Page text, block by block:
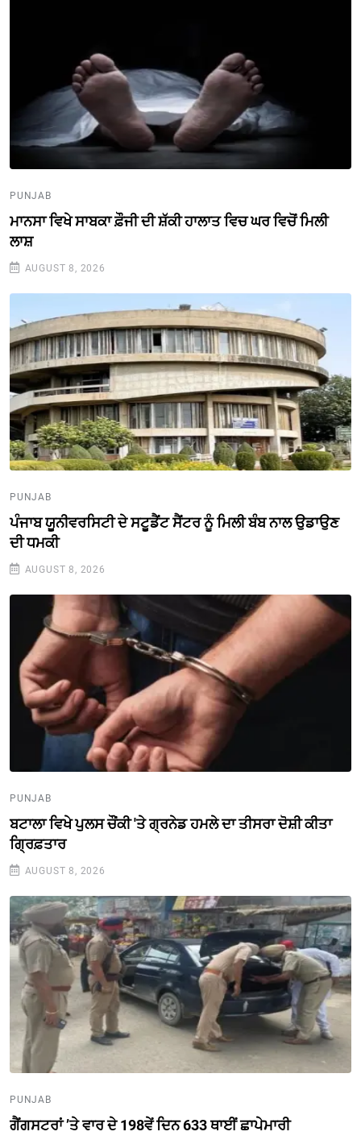
PUNJAB
ਮਾਨਸਾ ਵਿਖੇ ਸਾਬਕਾ ਫ਼ੌਜੀ ਦੀ ਸ਼ੱਕੀ ਹਾਲਾਤ ਵਿਚ ਘਰ ਵਿਚੋਂ ਮਿਲੀ
ਲਾਸ਼
AUGUST 8, 2026
PUNJAB
ਪੰਜਾਬ ਯੂਨੀਵਰਸਿਟੀ ਦੇ ਸਟੂਡੈਂਟ ਸੈਂਟਰ ਨੂੰ ਮਿਲੀ ਬੰਬ ਨਾਲ ਉਡਾਉਣ
ਦੀ ਧਮਕੀ
AUGUST 8, 2026
PUNJAB
ਬਟਾਲਾ ਵਿਖੇ ਪੁਲਸ ਚੌਂਕੀ 'ਤੇ ਗ੍ਰਨੇਡ ਹਮਲੇ ਦਾ ਤੀਸਰਾ ਦੋਸ਼ੀ ਕੀਤਾ
ਗ੍ਰਿਫ਼ਤਾਰ
AUGUST 8, 2026
PUNJAB
ਗੈਂਗਸਟਰਾਂ ’ਤੇ ਵਾਰ ਦੇ 198ਵੇਂ ਦਿਨ 633 ਥਾਈਂ ਛਾਪੇਮਾਰੀ